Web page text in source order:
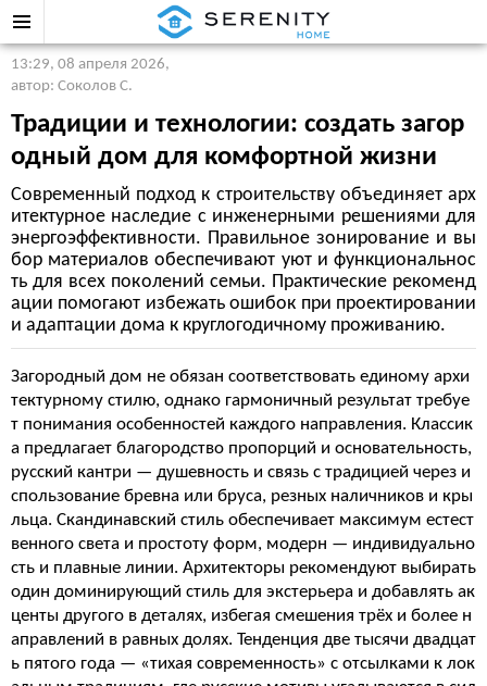
13:29, 08 апреля 2026,
автор: Соколов С.
Традиции и технологии: создать загор
одный дом для комфортной жизни
Современный подход к строительству объединяет арх
итектурное наследие с инженерными решениями для
энергоэффективности. Правильное зонирование и вы
бор материалов обеспечивают уют и функциональнос
ть для всех поколений семьи. Практические рекоменд
ации помогают избежать ошибок при проектировании
и адаптации дома к круглогодичному проживанию.
Загородный дом не обязан соответствовать единому архи
тектурному стилю, однако гармоничный результат требуе
т понимания особенностей каждого направления. Классик
а предлагает благородство пропорций и основательность,
русский кантри — душевность и связь с традицией через и
спользование бревна или бруса, резных наличников и кры
льца. Скандинавский стиль обеспечивает максимум естест
венного света и простоту форм, модерн — индивидуально
сть и плавные линии. Архитекторы рекомендуют выбирать
один доминирующий стиль для экстерьера и добавлять ак
центы другого в деталях, избегая смешения трёх и более н
аправлений в равных долях. Тенденция две тысячи двадцат
ь пятого года — «тихая современность» с отсылками к лок